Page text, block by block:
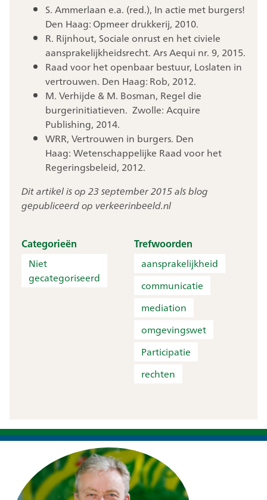
S. Ammerlaan e.a. (red.), In actie met burgers!
Den Haag: Opmeer drukkerij, 2010.
R. Rijnhout, Sociale onrust en het civiele
aansprakelijkheidsrecht. Ars Aequi nr. 9, 2015.
Raad voor het openbaar bestuur, Loslaten in
vertrouwen. Den Haag: Rob, 2012.
M. Verhijde & M. Bosman, Regel die
burgerinitiatieven. Zwolle: Acquire
Publishing, 2014.
WRR, Vertrouwen in burgers. Den
Haag: Wetenschappelijke Raad voor het
Regeringsbeleid, 2012.
Dit artikel is op 23 september 2015 als blog
gepubliceerd op verkeerinbeeld.nl
Categorieën
Niet
gecategoriseerd
Trefwoorden
aansprakelijkheid
communicatie
mediation
omgevingswet
Participatie
rechten